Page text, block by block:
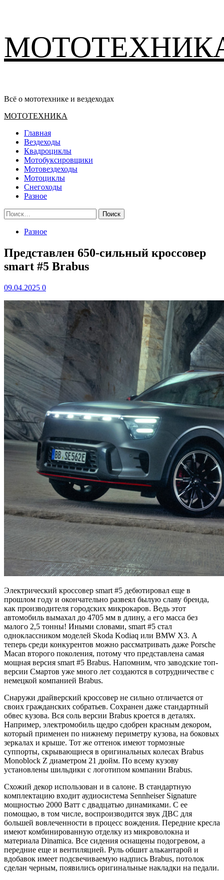
содержимому
Всё о мототехнике и вездеходах
Основное
МОТОТЕХНИКА
Главная
Вездеходы
Квадроциклы
Мотобуксировщики
Мотовездеходы
Мотоциклы
Снегоходы
Разное
Найти:
Разное
Представлен 650-сильный кроссовер
smart #5 Brabus
09.04.2025 0
Электрический кроссовер smart #5 дебютировал еще в
прошлом году и окончательно развеял былую славу бренда,
как производителя городских микрокаров. Ведь этот
автомобиль вымахал до 4705 мм в длину, а его масса без
малого 2,5 тонны! Иными словами, smart #5 стал
одноклассником моделей Skoda Kodiaq или BMW X3. А
теперь среди конкурентов можно рассматривать даже Porsche
Macan второго поколения, потому что представлена самая
мощная версия smart #5 Brabus. Напомним, что заводские топ-
версии Смартов уже много лет создаются в сотрудничестве с
немецкой компанией Brabus.
Снаружи драйверский кроссовер не сильно отличается от
своих гражданских собратьев. Сохранен даже стандартный
обвес кузова. Вся соль версии Brabus кроется в деталях.
Например, электромобиль щедро сдобрен красным декором,
который применен по нижнему периметру кузова, на боковых
зеркалах и крыше. Тот же оттенок имеют тормозные
суппорты, скрывающиеся в оригинальных колесах Brabus
Monoblock Z диаметром 21 дюйм. По всему кузову
установлены шильдики с логотипом компании Brabus.
Схожий декор использован и в салоне. В стандартную
комплектацию входит аудиосистема Sennheiser Signature
мощностью 2000 Ватт с двадцатью динамиками. С ее
помощью, в том числе, воспроизводится звук ДВС для
большей вовлеченности в процесс вождения. Передние кресла
имеют комбинированную отделку из микроволокна и
материала Dinamica. Все сидения оснащены подогревом, а
передние еще и вентиляцией. Руль обшит алькантарой и
вдобавок имеет подсвечиваемую надпись Brabus, потолок
сделан черным, появились оригинальные накладки на педали.